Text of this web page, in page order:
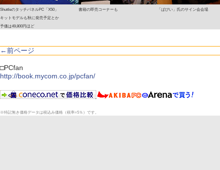
ShuttleのタッチパネルPC「X50」
キットモデルも秋に発売予定とか
予価は49,800円ほど
書籍の即売コーナーも 「ぱぴい」氏のサイン会会場
←前ページ
□PCfan
http://book.mycom.co.jp/pcfan/
※特記無き価格データは税込み価格（税率=5％）です。